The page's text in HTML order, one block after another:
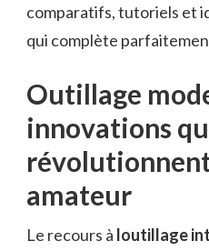
comparatifs, tutoriels et
qui complète
Outillage
innovations
amateur
Le recours à loutillage